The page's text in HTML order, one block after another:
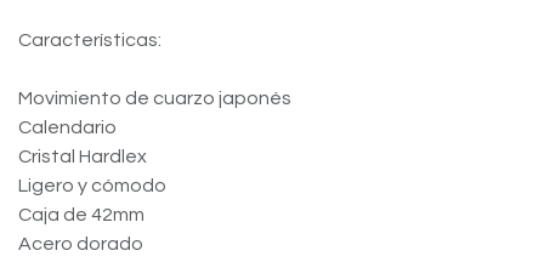
Características:
Movimiento de cuarzo japonés
Calendario
Cristal Hardlex
Ligero y cómodo
Caja de 42mm
Acero dorado